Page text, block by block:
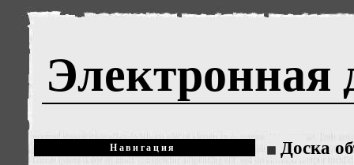
Электронная
Навигация Доска